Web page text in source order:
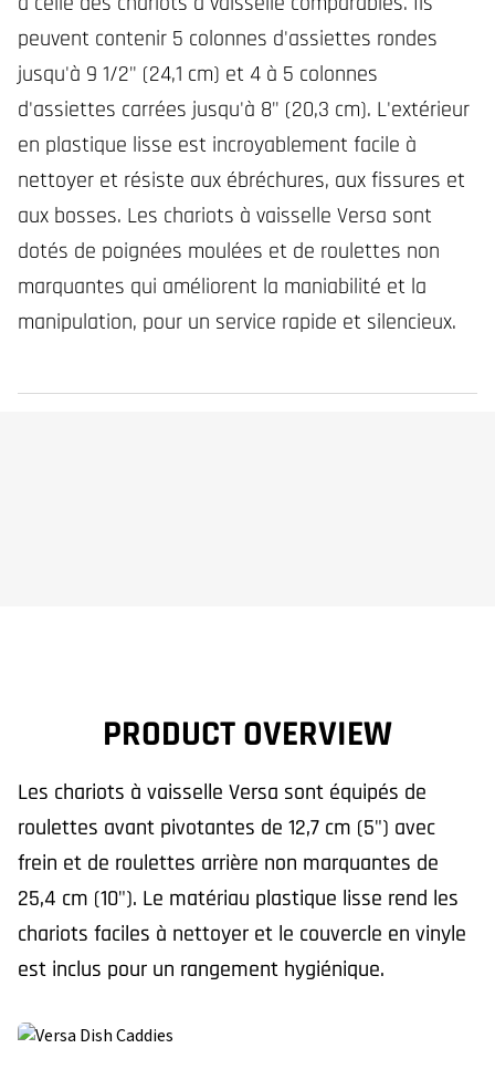
peuvent contenir 5 colonnes d'assiettes rondes
jusqu'à 9 1/2" (24,1 cm) et 4 à 5 colonnes
d'assiettes carrées jusqu'à 8" (20,3 cm). L'extérieur
en plastique lisse est incroyablement facile à
nettoyer et résiste aux ébréchures, aux fissures et
aux bosses. Les chariots à vaisselle Versa sont
dotés de poignées moulées et de roulettes non
marquantes qui améliorent la maniabilité et la
manipulation, pour un service rapide et silencieux.
PRODUCT OVERVIEW
Les chariots à vaisselle Versa sont équipés de
roulettes avant pivotantes de 12,7 cm (5") avec
frein et de roulettes arrière non marquantes de
25,4 cm (10"). Le matériau plastique lisse rend les
chariots faciles à nettoyer et le couvercle en vinyle
est inclus pour un rangement hygiénique.